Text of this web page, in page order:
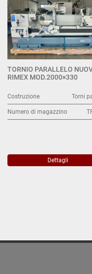
TORNIO PARALLELO
RIMEX MOD.2000×330
Costruzione Torni
Numero di magazzino
Dettagli